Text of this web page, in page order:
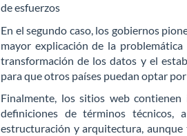
de esfuerzos
En el segundo caso, los gobiernos
mayor explicación de la
transformación de los datos y el
para que otros países puedan optar por
Finalmente, los sitios web
definiciones de términos
estructuración y arquitectura,